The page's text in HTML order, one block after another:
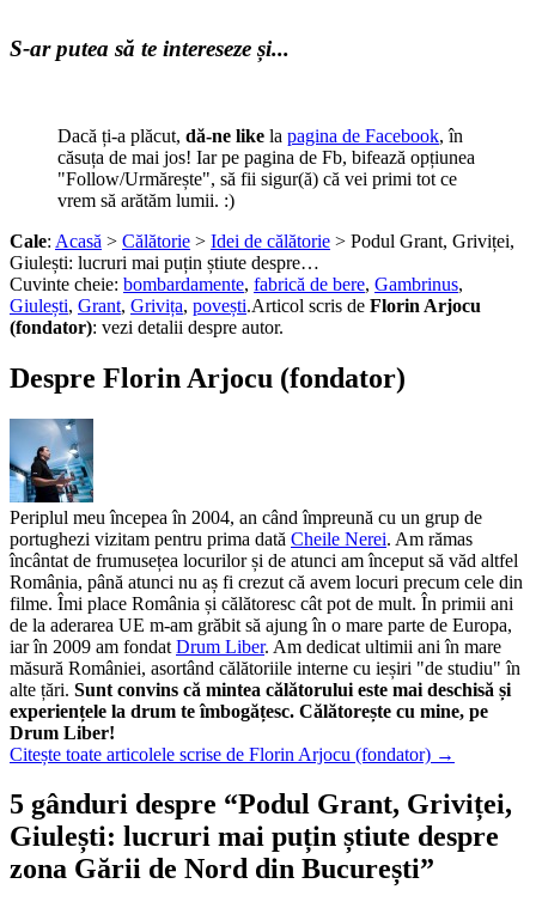
S-ar putea să te intereseze și...
Dacă ți-a plăcut, dă-ne like la pagina de Facebook, în
căsuța de mai jos! Iar pe pagina de Fb, bifează opțiunea
"Follow/Urmărește", să fii sigur(ă) că vei primi tot ce
vrem să arătăm lumii. :)
Cale: Acasă > Călătorie > Idei de călătorie > Podul Grant, Griviței,
Giulești: lucruri mai puțin știute despre…
Cuvinte cheie: bombardamente, fabrică de bere, Gambrinus,
Giulești, Grant, Grivița, povești.Articol scris de Florin Arjocu
(fondator): vezi detalii despre autor.
Despre Florin Arjocu (fondator)
Periplul meu începea în 2004, an când împreună cu un grup de
portughezi vizitam pentru prima dată Cheile Nerei. Am rămas
încântat de frumusețea locurilor și de atunci am început să văd altfel
România, până atunci nu aș fi crezut că avem locuri precum cele din
filme. Îmi place România și călătoresc cât pot de mult. În primii ani
de la aderarea UE m-am grăbit să ajung în o mare parte de Europa,
iar în 2009 am fondat Drum Liber. Am dedicat ultimii ani în mare
măsură României, asortând călătoriile interne cu ieșiri "de studiu" în
alte țări. Sunt convins că mintea călătorului este mai deschisă și
experiențele la drum te îmbogățesc. Călătorește cu mine, pe
Drum Liber!
Citește toate articolele scrise de Florin Arjocu (fondator) →
5 gânduri despre “Podul Grant, Griviței,
Giulești: lucruri mai puțin știute despre
zona Gării de Nord din București”